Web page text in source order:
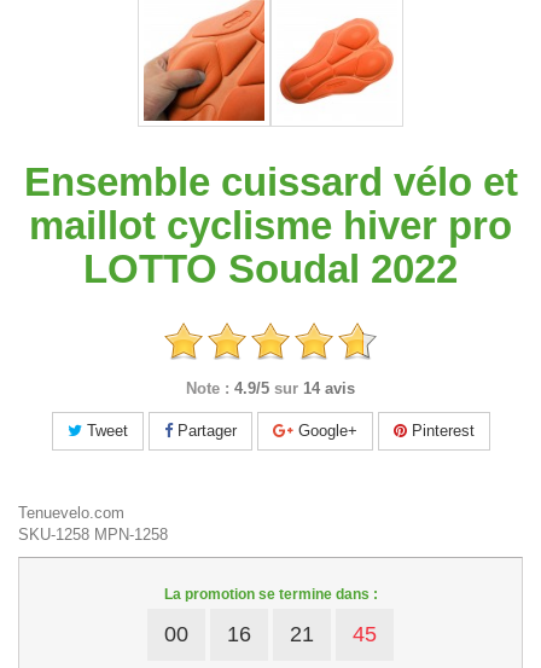
Ensemble cuissard vélo et
maillot cyclisme hiver pro
LOTTO Soudal 2022
Note : 4.9/5 sur 14 avis
Tweet Partager Google+ Pinterest
Tenuevelo.com
SKU-1258 MPN-1258
La promotion se termine dans :
00 16 21 45